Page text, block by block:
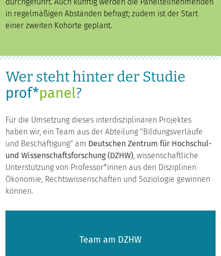
in regelmäßigen Abständen befragt; zudem ist der Start
einer zweiten Kohorte geplant.
Wer steht hinter der Studie
prof*panel?
Für die Umsetzung dieses interdisziplinären Projektes
haben wir, ein Team aus der Abteilung "Bildungsverläufe
und Beschäftigung" am Deutschen Zentrum für Hochschul-
und Wissenschaftsforschung (DZHW) , wissenschaftliche
Unterstützung von Professor*innen aus den Disziplinen
Ökonomie, Rechtswissenschaften und Soziologie gewinnen
können.
Team am DZHW